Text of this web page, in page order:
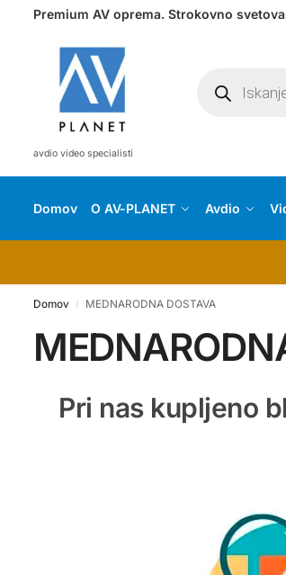
Premium AV oprema. Strokovno
avdio video specialisti
Domov O AV-PLANET Avdio
Domov / MEDNARODNA DOSTAVA
Pri nas kupljeno